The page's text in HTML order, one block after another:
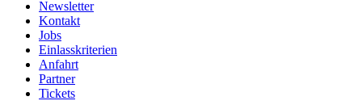
Newsletter
Kontakt
Jobs
Einlasskriterien
Anfahrt
Partner
Tickets